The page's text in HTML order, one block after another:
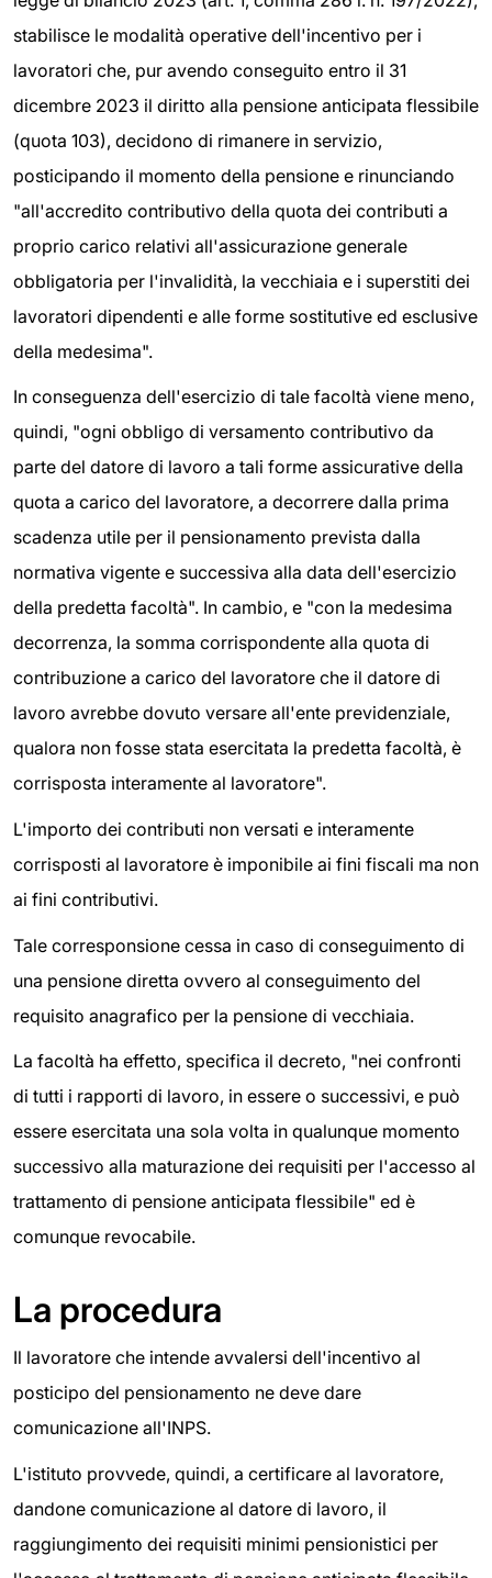
stabilisce le modalità operative dell'incentivo per i
lavoratori che, pur avendo conseguito entro il 31
dicembre 2023 il diritto alla pensione anticipata flessibile
(quota 103), decidono di rimanere in servizio,
posticipando il momento della pensione e rinunciando
"all'accredito contributivo della quota dei contributi a
proprio carico relativi all'assicurazione generale
obbligatoria per l'invalidità, la vecchiaia e i superstiti dei
lavoratori dipendenti e alle forme sostitutive ed esclusive
della medesima".
In conseguenza dell'esercizio di tale facoltà viene meno,
quindi, "ogni obbligo di versamento contributivo da
parte del datore di lavoro a tali forme assicurative della
quota a carico del lavoratore, a decorrere dalla prima
scadenza utile per il pensionamento prevista dalla
normativa vigente e successiva alla data dell'esercizio
della predetta facoltà". In cambio, e "con la medesima
decorrenza, la somma corrispondente alla quota di
contribuzione a carico del lavoratore che il datore di
lavoro avrebbe dovuto versare all'ente previdenziale,
qualora non fosse stata esercitata la predetta facoltà, è
corrisposta interamente al lavoratore".
L'importo dei contributi non versati e interamente
corrisposti al lavoratore è imponibile ai fini fiscali ma non
ai fini contributivi.
Tale corresponsione cessa in caso di conseguimento di
una pensione diretta ovvero al conseguimento del
requisito anagrafico per la pensione di vecchiaia.
La facoltà ha effetto, specifica il decreto, "nei confronti
di tutti i rapporti di lavoro, in essere o successivi, e può
essere esercitata una sola volta in qualunque momento
successivo alla maturazione dei requisiti per l'accesso al
trattamento di pensione anticipata flessibile" ed è
comunque revocabile.
La procedura
Il lavoratore che intende avvalersi dell'incentivo al
posticipo del pensionamento ne deve dare
comunicazione all'INPS.
L'istituto provvede, quindi, a certificare al lavoratore,
dandone comunicazione al datore di lavoro, il
raggiungimento dei requisiti minimi pensionistici per